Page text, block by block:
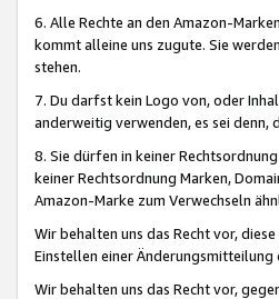
6. Alle Rechte an den Amazon-
kommt alleine uns zugute. Sie
stehen.
7. Du darfst kein Logo von, oder
anderweitig verwenden, es sei denn,
8. Sie dürfen in keiner
keiner Rechtsordnung Marken,
Amazon-Marke zum Verwechseln
Wir behalten uns das Recht vor,
Einstellen einer
Wir behalten uns das Recht vor,